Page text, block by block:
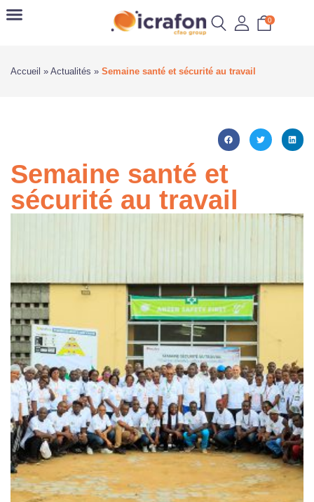
0
Accueil » Actualités » Semaine santé et sécurité au travail
Semaine santé et
sécurité au travail